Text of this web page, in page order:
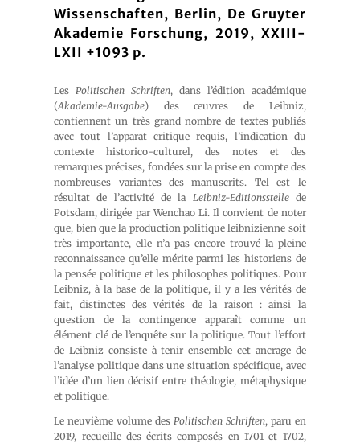
Wissenschaften, Berlin, De Gruyter
Akademie Forschung, 2019, XXIII-
LXII +1093 p.
LesPolitischen Schriften, dans l’édition académique
(Akademie-Ausgabe) des œuvres de Leibniz,
contiennent un très grand nombre de textes publiés
avec tout l’apparat critique requis, l’indication du
contexte historico-culturel, des notes et des
remarques précises, fondées sur la prise en compte des
nombreuses variantes des manuscrits. Tel est le
résultat de l’activité de la Leibniz-Editionsstellede
Potsdam, dirigée par Wenchao Li. Il convient de noter
que, bien que la production politique leibnizienne soit
très importante, elle n’a pas encore trouvé la pleine
reconnaissance qu’elle mérite parmi les historiens de
la pensée politique et les philosophes politiques. Pour
Leibniz, à la base de la politique, il y a les vérités de
fait, distinctes des vérités de la raison : ainsi la
question de la contingence apparaît comme un
élément clé de l’enquête sur la politique. Tout l’effort
de Leibniz consiste à tenir ensemble cet ancrage de
l’analyse politique dans une situation spécifique, avec
l’idée d’un lien décisif entre théologie, métaphysique
et politique.
Le neuvième volume des Politischen Schriften, paru en
2019, recueille des écrits composés en 1701 et 1702,